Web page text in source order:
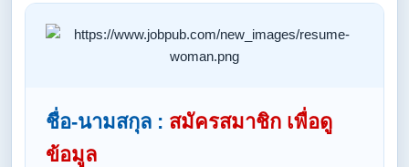
ชื่อ-นามสกุล : สมัครสมาชิก เพื่อดู
ข้อมูล